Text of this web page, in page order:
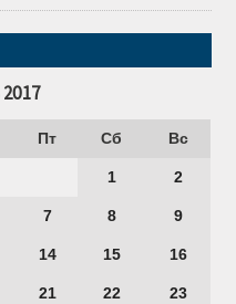
Пт Сб Вс
1 2
7 8 9
14 15 16
21 22 23